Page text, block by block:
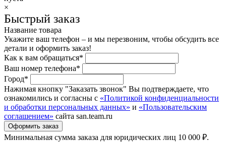
×
Быстрый заказ
Название товара
Укажите ваш телефон – и мы перезвоним, чтобы обсудить все
детали и оформить заказ!
Как к вам обращаться*
Ваш номер телефона*
Город*
Нажимая кнопку "Заказать звонок" Вы подтверждаете, что
ознакомились и согласны с «Политикой конфиденциальности
и обработки персональных данных» и «Пользовательским
соглашением» сайта san.team.ru
Минимальная сумма заказа для юридических лиц 10 000 ₽.